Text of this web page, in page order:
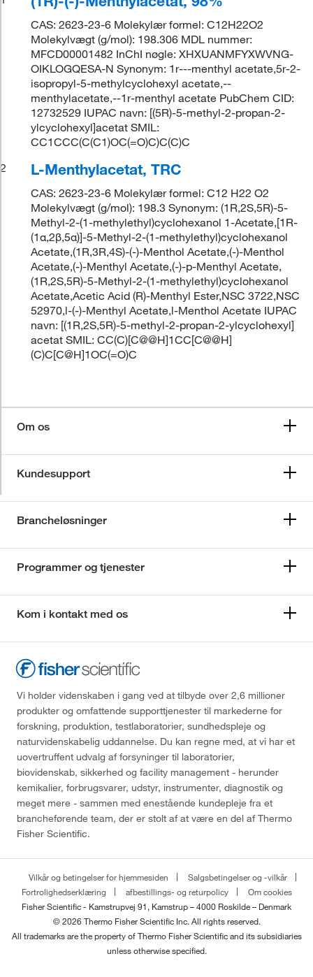
CAS: 2623-23-6 Molekylær formel: C12H22O2
Molekylvægt (g/mol): 198.306 MDL nummer:
MFCD00001482 InChI nøgle: XHXUANMFYXWVNG-
OIKLOGQESA-N Synonym: 1r---menthyl acetate,5r-2-
isopropyl-5-methylcyclohexyl acetate,--
menthylacetate,--1r-menthyl acetate PubChem CID:
12732529 IUPAC navn: [(5R)-5-methyl-2-propan-2-
ylcyclohexyl]acetat SMIL:
CC1CCC(C(C1)OC(=O)C)C(C)C
2
L-Menthylacetat, TRC
CAS: 2623-23-6 Molekylær formel: C12 H22 O2
Molekylvægt (g/mol): 198.3 Synonym: (1R,2S,5R)-5-
Methyl-2-(1-methylethyl)cyclohexanol 1-Acetate,[1R-
(1α,2β,5α)]-5-Methyl-2-(1-methylethyl)cyclohexanol
Acetate,(1R,3R,4S)-(-)-Menthol Acetate,(-)-Menthol
Acetate,(-)-Menthyl Acetate,(-)-p-Menthyl Acetate,
(1R,2S,5R)-5-Methyl-2-(1-methylethyl)cyclohexanol
Acetate,Acetic Acid (R)-Menthyl Ester,NSC 3722,NSC
52970,l-(-)-Menthyl Acetate,l-Menthol Acetate IUPAC
navn: [(1R,2S,5R)-5-methyl-2-propan-2-ylcyclohexyl]
acetat SMIL: CC(C)[C@@H]1CC[C@@H]
(C)C[C@H]1OC(=O)C
Om os
Kundesupport
Brancheløsninger
Programmer og tjenester
Kom i kontakt med os
Vi holder videnskaben i gang ved at tilbyde over 2,6 millioner
produkter og omfattende supporttjenester til markederne for
forskning, produktion, testlaboratorier, sundhedspleje og
naturvidenskabelig uddannelse. Du kan regne med, at vi har et
uovertruffent udvalg af forsyninger til laboratorier,
biovidenskab, sikkerhed og facility management - herunder
kemikalier, forbrugsvarer, udstyr, instrumenter, diagnostik og
meget mere - sammen med enestående kundepleje fra et
brancheførende team, der er stolt af at være en del af Thermo
Fisher Scientific.
Vilkår og betingelser for hjemmesiden
Salgsbetingelser og -vilkår
Fortrolighedserklæring
afbestillings- og returpolicy
Om cookies
Fisher Scientific - Kamstrupvej 91, Kamstrup – 4000 Roskilde – Denmark
© 2026 Thermo Fisher Scientific Inc. All rights reserved.
All trademarks are the property of Thermo Fisher Scientific and its subsidiaries
unless otherwise specified.